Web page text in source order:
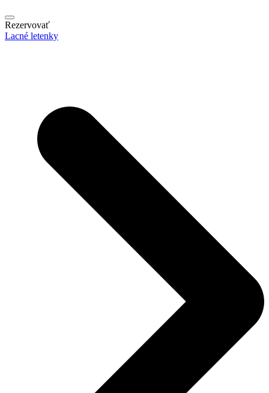
Rezervovať
Lacné letenky